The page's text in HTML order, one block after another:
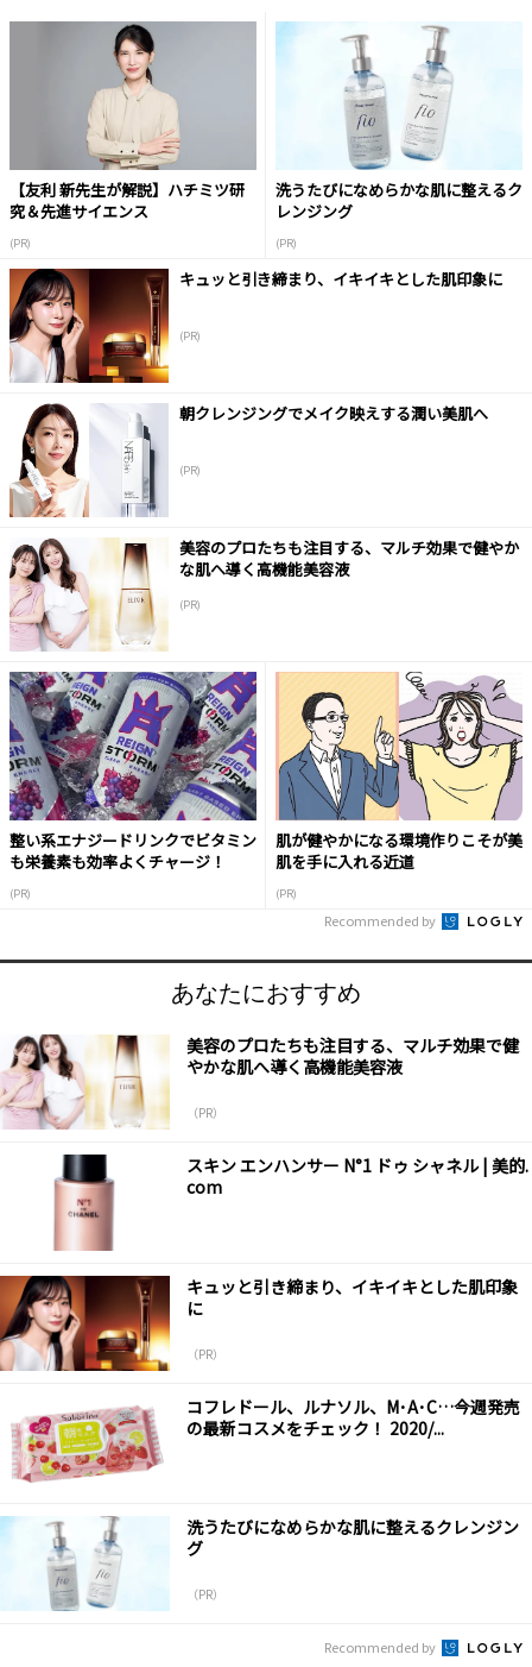
【友利 新先生が解説】ハチミツ研
究＆先進サイエンス
(PR)
洗うたびになめらかな肌に整えるク
レンジング
(PR)
キュッと引き締まり、イキイキとした肌印象に
(PR)
朝クレンジングでメイク映えする潤い美肌へ
(PR)
美容のプロたちも注目する、マルチ効果で健やか
な肌へ導く高機能美容液
(PR)
整い系エナジードリンクでビタミン
も栄養素も効率よくチャージ！
(PR)
肌が健やかになる環境作りこそが美
肌を手に入れる近道
(PR)
Recommended by
あなたにおすすめ
美容のプロたちも注目する、マルチ効果で健
やかな肌へ導く高機能美容液
（PR）
スキン エンハンサー N°1 ドゥ シャネル | 美的.
com
キュッと引き締まり、イキイキとした肌印象
に
（PR）
コフレドール、ルナソル、M･A･C…今週発売
の最新コスメをチェック！ 2020/...
洗うたびになめらかな肌に整えるクレンジン
グ
（PR）
Recommended by